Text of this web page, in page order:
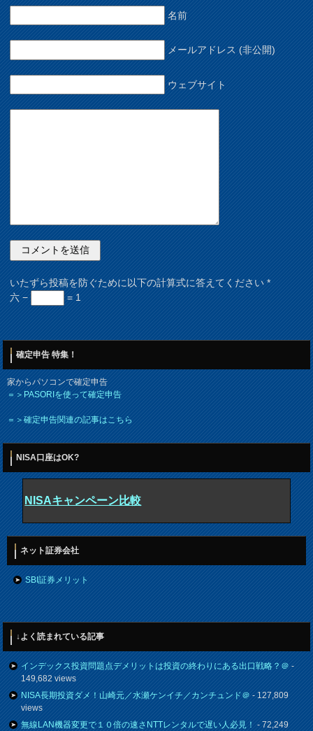
名前
メールアドレス (非公開)
ウェブサイト
いたずら投稿を防ぐために以下の計算式に答えてください*
六 −
= 1
確定申告 特集！
家からパソコンで確定申告
＝＞PASORIを使って確定申告
＝＞確定申告関連の記事はこちら
NISA口座はOK?
NISAキャンペーン比較
ネット証券会社
SBI証券メリット
↓よく読まれている記事
インデックス投資問題点デメリットは投資の終わりにある出口戦略？＠-
149,682 views
NISA長期投資ダメ！山崎元／水瀬ケンイチ／カンチュンド＠- 127,809
views
無線LAN機器変更で１０倍の速さNTTレンタルで遅い人必見！- 72,249